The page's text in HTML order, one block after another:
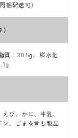
梱配送可）
質：30.5g、炭水化
び、かに、牛乳、
、ごまを含む製品